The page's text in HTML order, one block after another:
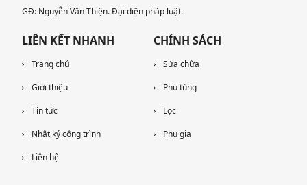
GĐ: Nguyễn Văn Thiện. Đại diện pháp luật.
LIÊN KẾT NHANH
Trang chủ
Giới thiệu
Tin tức
Nhật ký công trình
Liên hệ
CHÍNH SÁCH
Sửa chữa
Phụ tùng
Lọc
Phụ gia